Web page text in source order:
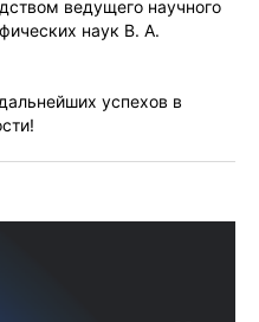
ведущего научного
наук В. А.
успехов в